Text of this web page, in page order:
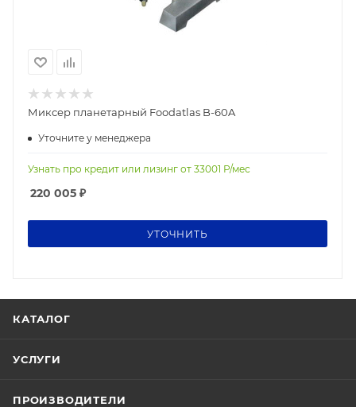
Миксер планетарный Foodatlas B-60A
Уточните у менеджера
Узнать про кредит или лизинг от 33001 Р/мес
220 005 ₽
УТОЧНИТЬ
КАТАЛОГ
УСЛУГИ
ПРОИЗВОДИТЕЛИ